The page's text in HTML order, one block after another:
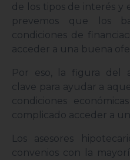
de los tipos de interés y
prevemos que los
condiciones de
acceder a una buena
Por eso, la figura del
clave para ayudar a
condiciones
complicado acceder a
Los asesores
convenios con la